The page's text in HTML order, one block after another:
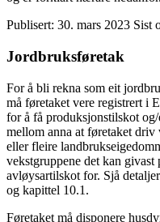
Publisert: 30. mars 2023 Sist
Jordbruksføretak
For å bli rekna som eit
må føretaket vere registrert i
for å få produksjonstilskot
mellom anna at føretaket
eller fleire
vekstgruppene det kan
avløysartilskot for. Sjå
og kapittel 10.1.
Føretaket må disponere